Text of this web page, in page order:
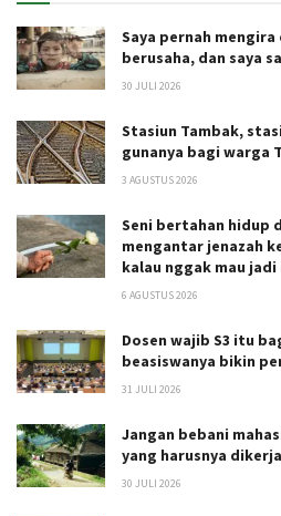
Saya pernah
berusaha, dan saya
30 JULI 2026
Stasiun Tambak,
gunanya bagi warga
3 AGUSTUS 2026
Seni bertahan hidup
mengantar jenazah
kalau nggak mau jadi
6 AGUSTUS 2026
Dosen wajib S3 itu
beasiswanya bikin
31 JULI 2026
Jangan bebani
yang harusnya
30 JULI 2026